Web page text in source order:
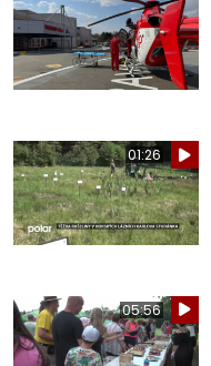
01:26
05:56